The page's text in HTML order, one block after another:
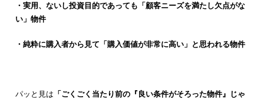
・実用、ないし投資目的であっても「顧客ニーズを満たし欠点がな
い」物件
・純粋に購入者から見て「購入価値が非常に高い」と思われる物件
パッと見は 「ごくごく当たり前の『良い条件がそろった物件』じゃ